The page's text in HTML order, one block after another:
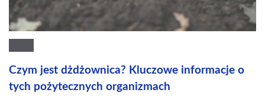
Czym jest dżdżownica? Kluczowe informacje o
tych pożytecznych organizmach